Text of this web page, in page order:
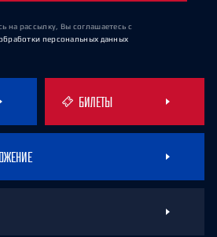
на рассылку, Вы соглашаетесь с
персональных данных
БИЛЕТЫ